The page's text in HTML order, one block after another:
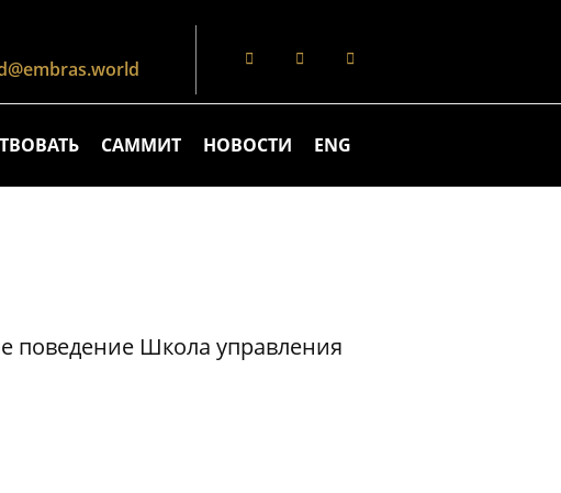
САММИТ НОВОСТИ ENG
поведение Школа управления